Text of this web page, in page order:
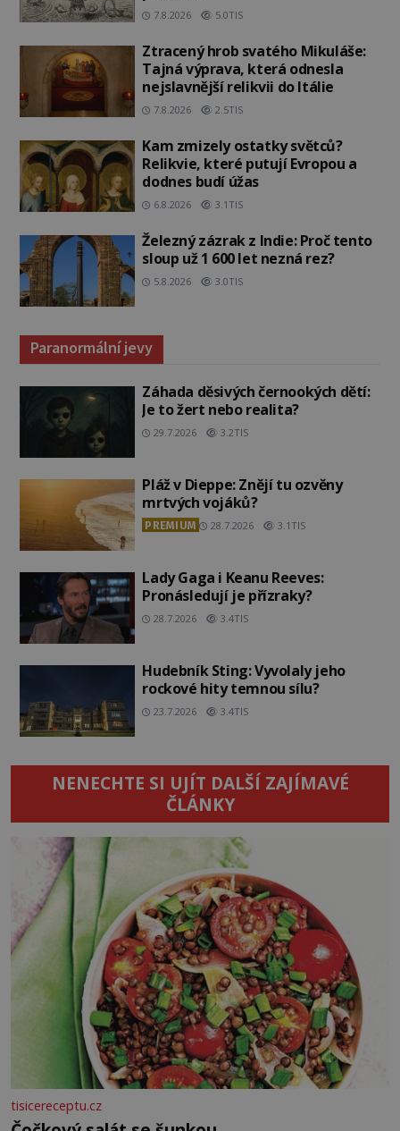
7.8.2026 5.0TIS
Ztracený hrob svatého Mikuláše:
Tajná výprava, která odnesla
nejslavnější relikvii do Itálie
7.8.2026 2.5TIS
Kam zmizely ostatky světců?
Relikvie, které putují Evropou a
dodnes budí úžas
6.8.2026 3.1TIS
Železný zázrak z Indie: Proč tento
sloup už 1 600 let nezná rez?
5.8.2026 3.0TIS
Paranormální jevy
Záhada děsivých černookých dětí:
Je to žert nebo realita?
29.7.2026 3.2TIS
Pláž v Dieppe: Znějí tu ozvěny
mrtvých vojáků?
PREMIUM 28.7.2026 3.1TIS
Lady Gaga i Keanu Reeves:
Pronásledují je přízraky?
28.7.2026 3.4TIS
Hudebník Sting: Vyvolaly jeho
rockové hity temnou sílu?
23.7.2026 3.4TIS
NENECHTE SI UJÍT DALŠÍ ZAJÍMAVÉ
ČLÁNKY
tisicereceptu.cz